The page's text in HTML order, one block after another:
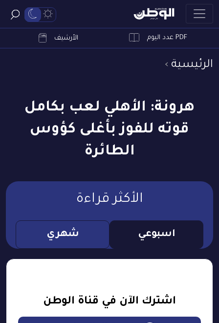
PDF عدد اليوم الأرشيف
الرئيسية
هرونة: الأهلي لعب بكامل
قوته للفوز بأغلى كؤوس
الطائرة
الأكثر قراءة
اسبوعي شهري
اشترك الآن في قناة الوطن